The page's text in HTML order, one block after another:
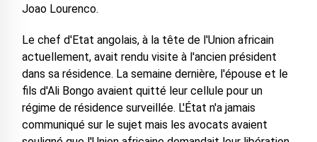
Joao Lourenco.
Le chef d'Etat angolais, à la tête de l'Union africain
actuellement, avait rendu visite à l'ancien président
dans sa résidence. La semaine dernière, l'épouse et le
fils d'Ali Bongo avaient quitté leur cellule pour un
régime de résidence surveillée. L'État n'a jamais
communiqué sur le sujet mais les avocats avaient